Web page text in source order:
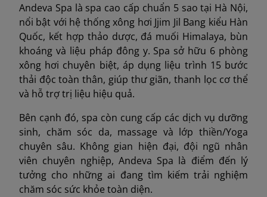
Andeva Spa là spa cao cấp chuẩn 5 sao tại Hà Nội,
nổi bật với hệ thống xông hơi Jjim Jil Bang kiểu Hàn
Quốc, kết hợp thảo dược, đá muối Himalaya, bùn
khoáng và liệu pháp đông y. Spa sở hữu 6 phòng
xông hơi chuyên biệt, áp dụng liệu trình 15 bước
thải độc toàn thân, giúp thư giãn, thanh lọc cơ thể
và hỗ trợ trị liệu hiệu quả.
Bên cạnh đó, spa còn cung cấp các dịch vụ dưỡng
sinh, chăm sóc da, massage và lớp thiền/Yoga
chuyên sâu. Không gian hiện đại, đội ngũ nhân
viên chuyên nghiệp, Andeva Spa là điểm đến lý
tưởng cho những ai đang tìm kiếm trải nghiệm
chăm sóc sức khỏe toàn diện.